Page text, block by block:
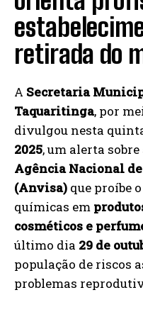
retirada do
A Secretaria
Taquaritinga, por
divulgou nesta
2025, um alerta
Agência Nacional
(Anvisa) que proíbe
químicas em
cosméticos e
último dia 29 de
população de riscos
problemas